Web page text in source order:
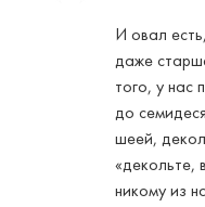
И овал
даже
того, у нас
до
шеей,
«декольте,
никому из